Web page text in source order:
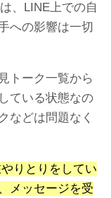
も履歴も全部消
をリストから削
、LINE上での自
への影響は一切
トーク一覧から
ている状態なの
などは問題なく
りとりをしてい
メッセージを受